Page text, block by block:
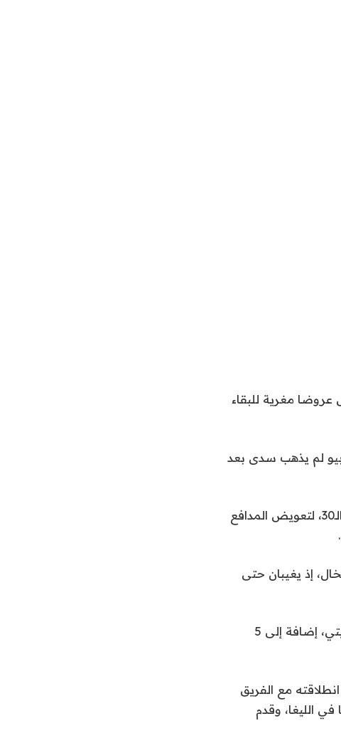
رفض عروضا مغرية للبقاء
لم يذهب سدى بعد
ودفع المدرب الإيطالي كارلو أنشيلوتي بفتى أكاديمية “ألكاستيا”، في الدقيقة الـ30، لتعويض المدافع
إذ يغيبان حتى
وذكرت صحيفة “ماركا” أن اللاعب الشاب رفض عرضا مغريا من مانشستر سيتي، إضافة إلى 5
بداية انطلاقته مع الفريق
الليغا، وقدم